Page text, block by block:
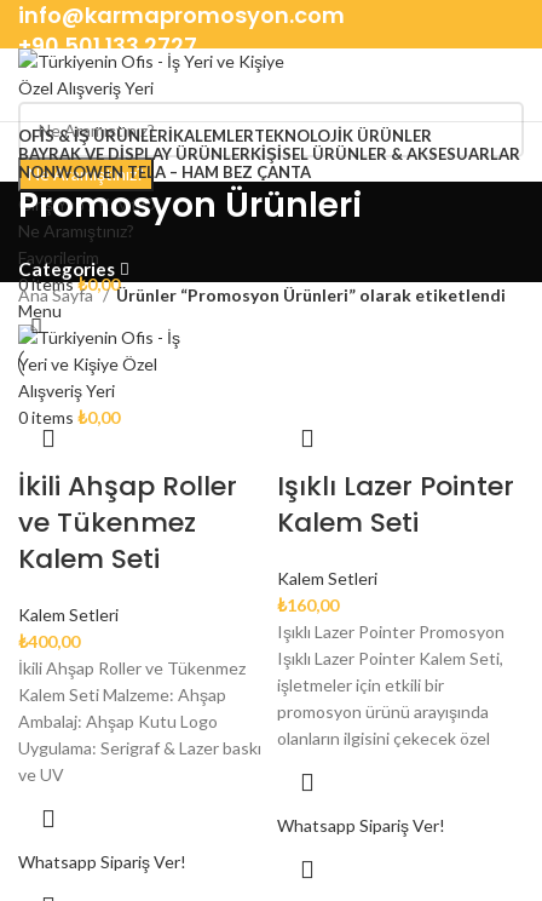
info@karmapromosyon.com
+90 501 133 2727
Ne Aramıştınız?
Giriş Yap / Kayıt Ol
Ne Aramıştınız?
Favorilerim
0items₺0,00
Menu
0items ₺0,00
OFIS & İŞ ÜRÜNLERIKALEMLERTEKNOLOJIK ÜRÜNLER
BAYRAK VE DISPLAY ÜRÜNLERKIŞISEL ÜRÜNLER & AKSESUARLAR
NONWOWEN TELA – HAM BEZ ÇANTA
Promosyon Ürünleri
Categories
Ana Sayfa Ürünler “Promosyon Ürünleri” olarak etiketlendi
İkili Ahşap Roller
ve Tükenmez
Kalem Seti
Kalem Setleri
₺400,00
İkili Ahşap Roller ve Tükenmez
Kalem Seti Malzeme: Ahşap
Ambalaj: Ahşap Kutu Logo
Uygulama: Serigraf & Lazer baskı
ve UV
Whatsapp Sipariş Ver!
Işıklı Lazer Pointer
Kalem Seti
Kalem Setleri
₺160,00
Işıklı Lazer Pointer Promosyon
Işıklı Lazer Pointer Kalem Seti,
işletmeler için etkili bir
promosyon ürünü arayışında
olanların ilgisini çekecek özel
Whatsapp Sipariş Ver!